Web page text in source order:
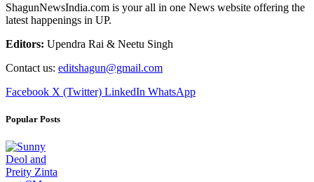
ShagunNewsIndia.com is your all in one News website offering the
latest happenings in UP.
Editors: Upendra Rai & Neetu Singh
Contact us: editshagun@gmail.com
Facebook X (Twitter) LinkedIn WhatsApp
Popular Posts